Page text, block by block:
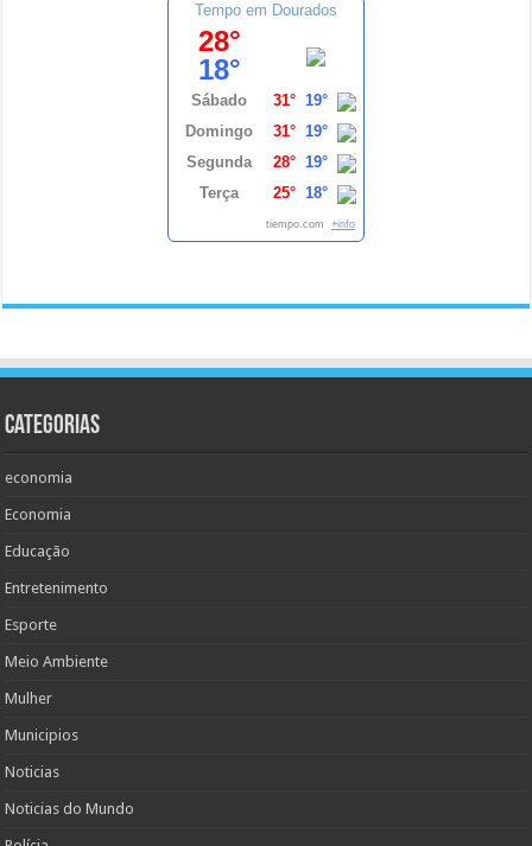
Tempo em Dourados
28°
18°
Sábado 31° 19°
Domingo
31° 19°
Segunda
28° 19°
Terça
25° 18°
tiempo.com +info
Categorias
economia
Economia
Educação
Entretenimento
Esporte
Meio Ambiente
Mulher
Municipios
Noticias
Noticias do Mundo